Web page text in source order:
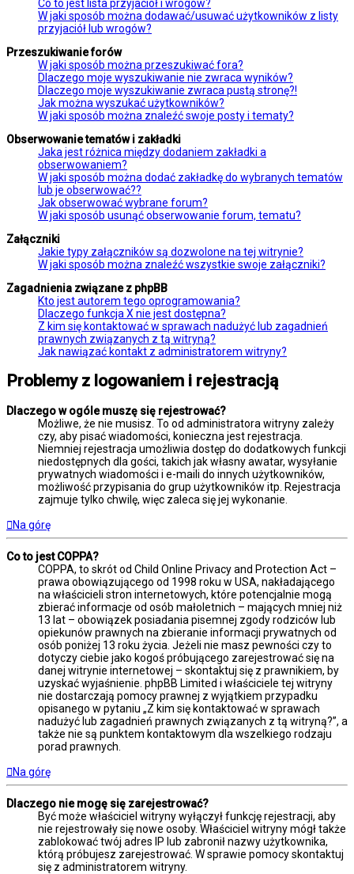
Co to jest lista przyjaciół i wrogów?
W jaki sposób można dodawać/usuwać użytkowników z listy
przyjaciół lub wrogów?
Przeszukiwanie forów
W jaki sposób można przeszukiwać fora?
Dlaczego moje wyszukiwanie nie zwraca wyników?
Dlaczego moje wyszukiwanie zwraca pustą stronę?!
Jak można wyszukać użytkowników?
W jaki sposób można znaleźć swoje posty i tematy?
Obserwowanie tematów i zakładki
Jaka jest różnica między dodaniem zakładki a
obserwowaniem?
W jaki sposób można dodać zakładkę do wybranych tematów
lub je obserwować??
Jak obserwować wybrane forum?
W jaki sposób usunąć obserwowanie forum, tematu?
Załączniki
Jakie typy załączników są dozwolone na tej witrynie?
W jaki sposób można znaleźć wszystkie swoje załączniki?
Zagadnienia związane z phpBB
Kto jest autorem tego oprogramowania?
Dlaczego funkcja X nie jest dostępna?
Z kim się kontaktować w sprawach nadużyć lub zagadnień
prawnych związanych z tą witryną?
Jak nawiązać kontakt z administratorem witryny?
Problemy z logowaniem i rejestracją
Dlaczego w ogóle muszę się rejestrować?
Możliwe, że nie musisz. To od administratora witryny zależy
czy, aby pisać wiadomości, konieczna jest rejestracja.
Niemniej rejestracja umożliwia dostęp do dodatkowych funkcji
niedostępnych dla gości, takich jak własny awatar, wysyłanie
prywatnych wiadomości i e-maili do innych użytkowników,
możliwość przypisania do grup użytkowników itp. Rejestracja
zajmuje tylko chwilę, więc zaleca się jej wykonanie.
Na górę
Co to jest COPPA?
COPPA, to skrót od Child Online Privacy and Protection Act –
prawa obowiązującego od 1998 roku w USA, nakładającego
na właścicieli stron internetowych, które potencjalnie mogą
zbierać informacje od osób małoletnich – mających mniej niż
13 lat – obowiązek posiadania pisemnej zgody rodziców lub
opiekunów prawnych na zbieranie informacji prywatnych od
osób poniżej 13 roku życia. Jeżeli nie masz pewności czy to
dotyczy ciebie jako kogoś próbującego zarejestrować się na
danej witrynie internetowej – skontaktuj się z prawnikiem, by
uzyskać wyjaśnienie. phpBB Limited i właściciele tej witryny
nie dostarczają pomocy prawnej z wyjątkiem przypadku
opisanego w pytaniu „Z kim się kontaktować w sprawach
nadużyć lub zagadnień prawnych związanych z tą witryną?”, a
także nie są punktem kontaktowym dla wszelkiego rodzaju
porad prawnych.
Na górę
Dlaczego nie mogę się zarejestrować?
Być może właściciel witryny wyłączył funkcję rejestracji, aby
nie rejestrowały się nowe osoby. Właściciel witryny mógł także
zablokować twój adres IP lub zabronił nazwy użytkownika,
którą próbujesz zarejestrować. W sprawie pomocy skontaktuj
się z administratorem witryny.